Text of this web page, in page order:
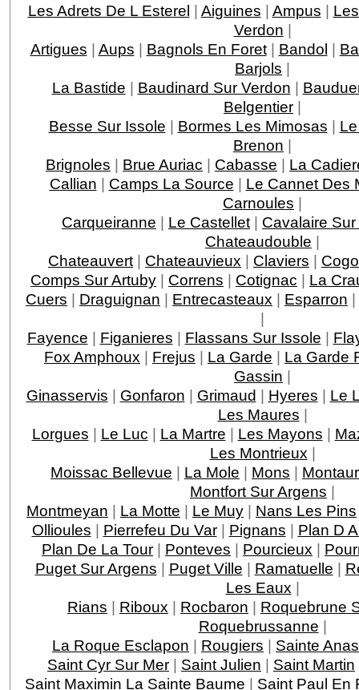
Les Adrets De L Esterel | Aiguines | Ampus |
Verdon |
Artigues | Aups | Bagnols En Foret| Bandol |
Barjols |
La Bastide | Baudinard Sur Verdon |
Belgentier |
Besse Sur Issole | Bormes Les Mimosas |
Brenon |
Brignoles | Brue Auriac | Cabasse | La
Callian | Camps La Source | Le Cannet Des
Carnoules |
Carqueiranne | Le Castellet | Cavalaire
Chateaudouble |
Chateauvert | Chateauvieux | Claviers |
Comps Sur Artuby | Correns | Cotignac | La
Cuers | Draguignan | Entrecasteaux | Esparron |
|
Fayence | Figanieres | Flassans Sur Issole |
Fox Amphoux | Frejus | La Garde | La Garde
Gassin |
Ginasservis | Gonfaron | Grimaud | Hyeres | Le
Les Maures |
Lorgues | Le Luc | La Martre | Les Mayons |
Les Montrieux |
Moissac Bellevue | La Mole | Mons |
Montfort Sur Argens |
Montmeyan | La Motte | Le Muy | Nans Les Pins
Ollioules | Pierrefeu Du Var| Pignans | Plan D
Plan De La Tour | Ponteves | Pourcieux |
Puget Sur Argens | Puget Ville | Ramatuelle |
Les Eaux |
Rians | Riboux | Rocbaron | Roquebrune
Roquebrussanne |
La Roque Esclapon | Rougiers | Sainte
Saint Cyr Sur Mer | Saint Julien | Saint Martin
Saint Maximin La Sainte Baume | Saint Paul En